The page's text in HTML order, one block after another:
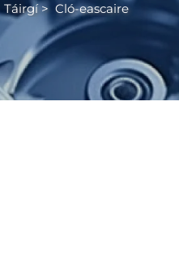
Táirgí> Cló-eascaire